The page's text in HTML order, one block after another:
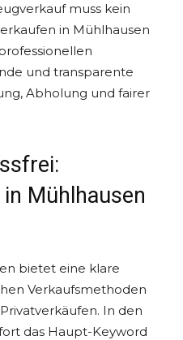
muss kein
in Mühlhausen
und transparente
Abholung und fairer
Mühlhausen
bietet eine klare
Verkaufsmethoden
In den
das Haupt-Keyword